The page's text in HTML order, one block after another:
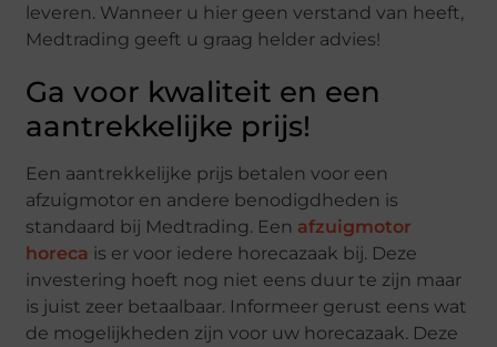
leveren. Wanneer u hier geen verstand van heeft,
Medtrading geeft u graag helder advies!
Ga voor kwaliteit en een
aantrekkelijke prijs!
Een aantrekkelijke prijs betalen voor een
afzuigmotor en andere benodigdheden is
standaard bij Medtrading. Een afzuigmotor
horeca is er voor iedere horecazaak bij. Deze
investering hoeft nog niet eens duur te zijn maar
is juist zeer betaalbaar. Informeer gerust eens wat
de mogelijkheden zijn voor uw horecazaak. Deze